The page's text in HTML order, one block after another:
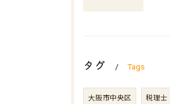
タグ Tags
大阪市中央区 税理士